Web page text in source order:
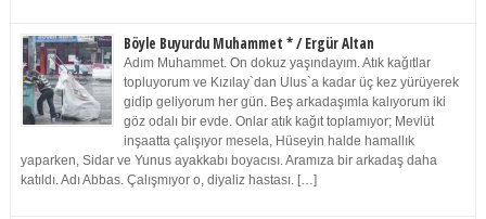
Böyle Buyurdu Muhammet * / Ergür Altan
Adım Muhammet. On dokuz yaşındayım. Atık kağıtlar
topluyorum ve Kızılay`dan Ulus`a kadar üç kez yürüyerek
gidip geliyorum her gün. Beş arkadaşımla kalıyorum iki
göz odalı bir evde. Onlar atık kağıt toplamıyor; Mevlüt
inşaatta çalışıyor mesela, Hüseyin halde hamallık
yaparken, Sidar ve Yunus ayakkabı boyacısı. Aramıza bir arkadaş daha
katıldı. Adı Abbas. Çalışmıyor o, diyaliz hastası. […]